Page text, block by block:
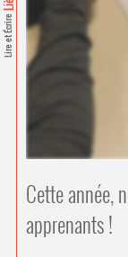
Lire et Écrire
Cette année,
apprenants !